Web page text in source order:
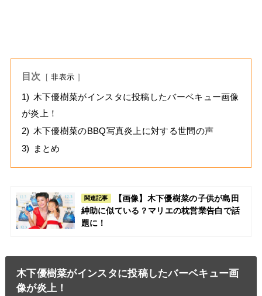
目次 非表示
1) 木下優樹菜がインスタに投稿したバーベキュー画像
が炎上！
2) 木下優樹菜のBBQ写真炎上に対する世間の声
3)
まとめ
関連記事
【画像】木下優樹菜の子供が島田
紳助に似ている？マリエの枕営業告白で話
題に！
木下優樹菜がインスタに投稿したバーベキュー画
像が炎上！